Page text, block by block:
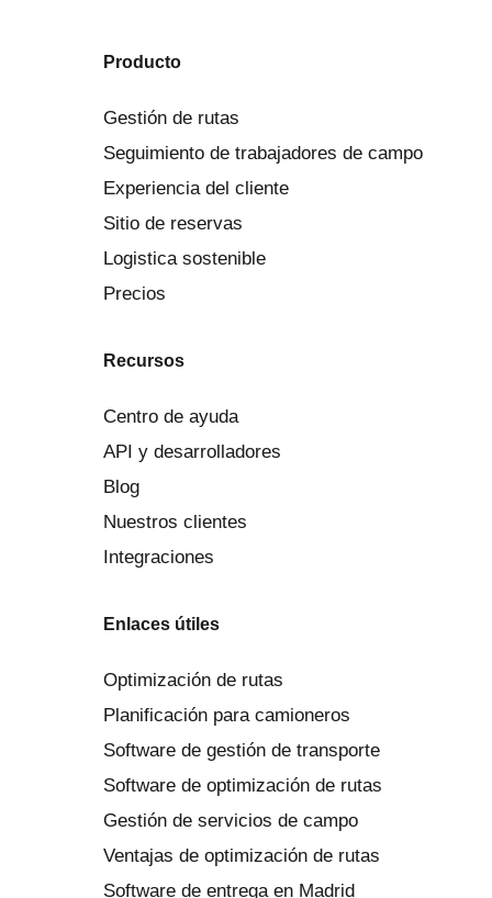
Producto
Gestión de rutas
Seguimiento de trabajadores de campo
Experiencia del cliente
Sitio de reservas
Logistica sostenible
Precios
Recursos
Centro de ayuda
API y desarrolladores
Blog
Nuestros clientes
Integraciones
Enlaces útiles
Optimización de rutas
Planificación para camioneros
Software de gestión de transporte
Software de optimización de rutas
Gestión de servicios de campo
Ventajas de optimización de rutas
Software de entrega en Madrid